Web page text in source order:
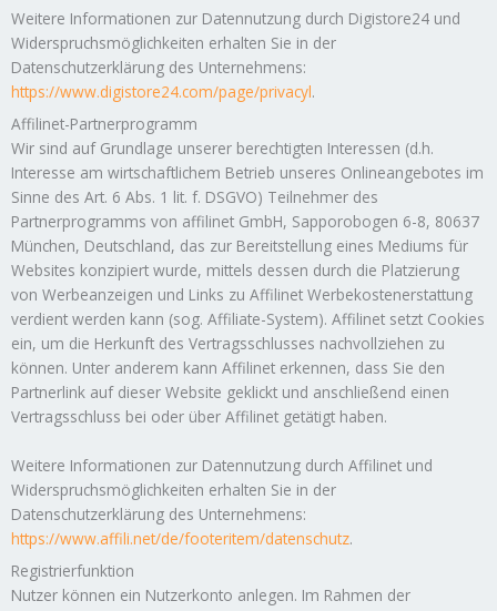
Weitere Informationen zur Datennutzung durch Digistore24 und
Widerspruchsmöglichkeiten erhalten Sie in der
Datenschutzerklärung des Unternehmens:
https://www.digistore24.com/page/privacyl.
Affilinet-Partnerprogramm
Wir sind auf Grundlage unserer berechtigten Interessen (d.h.
Interesse am wirtschaftlichem Betrieb unseres Onlineangebotes im
Sinne des Art. 6 Abs. 1 lit. f. DSGVO) Teilnehmer des
Partnerprogramms von affilinet GmbH, Sapporobogen 6-8, 80637
München, Deutschland, das zur Bereitstellung eines Mediums für
Websites konzipiert wurde, mittels dessen durch die Platzierung
von Werbeanzeigen und Links zu Affilinet Werbekostenerstattung
verdient werden kann (sog. Affiliate-System). Affilinet setzt Cookies
ein, um die Herkunft des Vertragsschlusses nachvollziehen zu
können. Unter anderem kann Affilinet erkennen, dass Sie den
Partnerlink auf dieser Website geklickt und anschließend einen
Vertragsschluss bei oder über Affilinet getätigt haben.
Weitere Informationen zur Datennutzung durch Affilinet und
Widerspruchsmöglichkeiten erhalten Sie in der
Datenschutzerklärung des Unternehmens:
https://www.affili.net/de/footeritem/datenschutz.
Registrierfunktion
Nutzer können ein Nutzerkonto anlegen. Im Rahmen der